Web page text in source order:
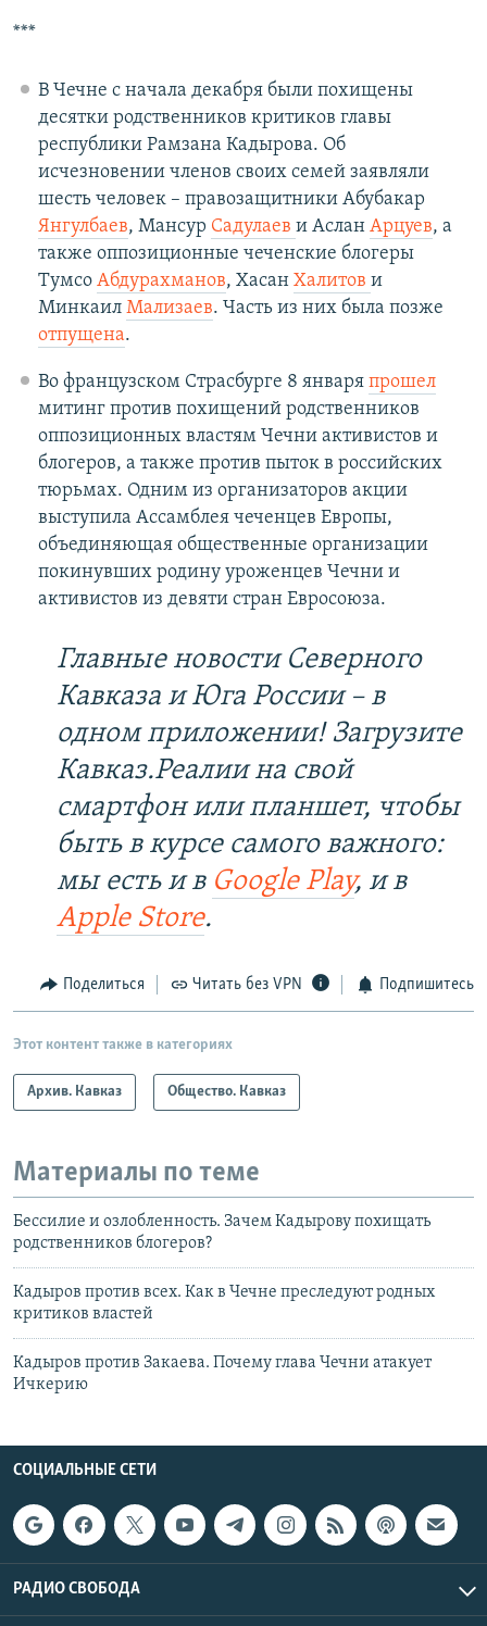
***
В Чечне с начала декабря были похищены
десятки родственников критиков главы
республики Рамзана Кадырова. Об
исчезновении членов своих семей заявляли
шесть человек – правозащитники Абубакар
Янгулбаев, Мансур Садулаев и Аслан Арцуев, а
также оппозиционные чеченские блогеры
Тумсо Абдурахманов, Хасан Халитов и
Минкаил Мализаев. Часть из них была позже
отпущена.
Во французском Страсбурге 8 января прошел
митинг против похищений родственников
оппозиционных властям Чечни активистов и
блогеров, а также против пыток в российских
тюрьмах. Одним из организаторов акции
выступила Ассамблея чеченцев Европы,
объединяющая общественные организации
покинувших родину уроженцев Чечни и
активистов из девяти стран Евросоюза.
Главные новости Северного
Кавказа и Юга России – в
одном приложении! Загрузите
Кавказ.Реалии на свой
смартфон или планшет, чтобы
быть в курсе самого важного:
мы есть и в Google Play, и в
Apple Store.
Поделиться Читать без VPN Подпишитесь
Этот контент также в категориях
Архив. Кавказ Общество. Кавказ
Материалы по теме
Бессилие и озлобленность. Зачем Кадырову похищать
родственников блогеров?
Кадыров против всех. Как в Чечне преследуют родных
критиков властей
Кадыров против Закаева. Почему глава Чечни атакует
Ичкерию
СОЦИАЛЬНЫЕ СЕТИ
РАДИО СВОБОДА